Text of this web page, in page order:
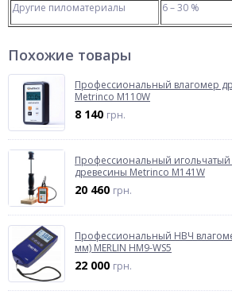
Другие пиломатериалы
6 – 30 %
Похожие товары
Профессиональный влагомер
Metrinco M110W
8 140 грн.
Профессиональный игольчатый
древесины Metrinco M141W
20 460 грн.
Профессиональный НВЧ
мм) MERLIN HM9-WS5
22 000 грн.